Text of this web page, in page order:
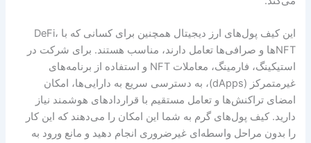
این کیف پول‌های ارز دیجیتال همچنین برای کسانی که با DeFi،
NFTها و صرافی‌ها تعامل دارند، مناسب هستند. برای شرکت در
استیکینگ، فارمینگ، معاملات NFT و استفاده از برنامه‌های
غیرمتمرکز (dApps)، به دسترسی سریع به دارایی‌ها، امکان
امضای تراکنش‌ها و تعامل مستقیم با قراردادهای هوشمند نیاز
دارید. کیف پول‌های گرم به شما این امکان را می‌دهند که این کار
را بدون مراحل واسطه‌ای غیرضروری انجام دهید و مانع ورود به